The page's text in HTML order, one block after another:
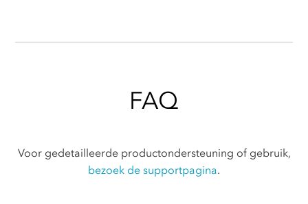
FAQ
Voor gedetailleerde productondersteuning of gebruik,
bezoek de supportpagina.